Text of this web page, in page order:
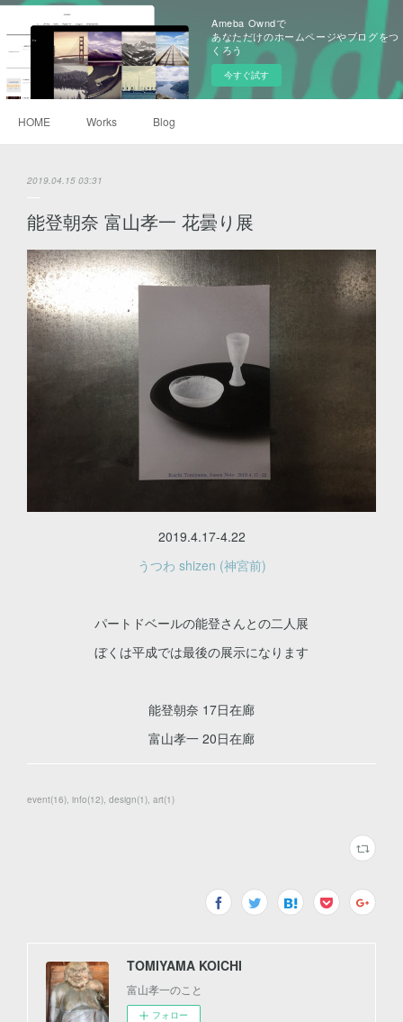
Ameba Owndで
あなただけのホームページやブログをつ
くろう
今すぐ試す
HOME Works Blog
2019.04.15 03:31
能登朝奈 富山孝一 花曇り展
2019.4.17-4.22
うつわ shizen (神宮前)
パートドベールの能登さんとの二人展
ぼくは平成では最後の展示になります
能登朝奈 17日在廊
富山孝一 20日在廊
event(16) info(12) design(1) art(1)
TOMIYAMA KOICHI
富山孝一のこと
フォロー